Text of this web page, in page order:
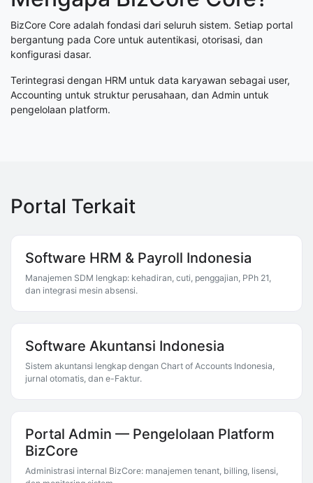
BizCore Core adalah fondasi dari seluruh sistem. Setiap portal
bergantung pada Core untuk autentikasi, otorisasi, dan
konfigurasi dasar.
Terintegrasi dengan HRM untuk data karyawan sebagai user,
Accounting untuk struktur perusahaan, dan Admin untuk
pengelolaan platform.
Portal Terkait
Software HRM & Payroll Indonesia
Manajemen SDM lengkap: kehadiran, cuti, penggajian, PPh 21,
dan integrasi mesin absensi.
Software Akuntansi Indonesia
Sistem akuntansi lengkap dengan Chart of Accounts Indonesia,
jurnal otomatis, dan e-Faktur.
Portal Admin — Pengelolaan Platform
BizCore
Administrasi internal BizCore: manajemen tenant, billing, lisensi,